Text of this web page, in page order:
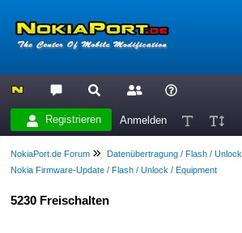
Registrieren Anmelden
NokiaPort.de Forum
Datenübertragung / Flash / Unlock
Nokia Firmware-Update / Flash / Unlock / Equipment
5230 Freischalten